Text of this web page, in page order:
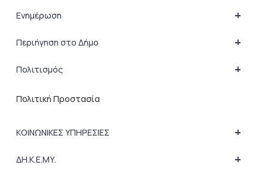
+
Ενημέρωση
+
Περιήγηση στο Δήμο
+
Πολιτισμός
Πολιτική Προστασία
+
ΚΟΙΝΩΝΙΚΕΣ ΥΠΗΡΕΣΙΕΣ
+
ΔΗ.Κ.Ε.ΜΥ.